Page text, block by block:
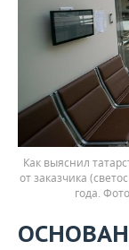
Как выяснил
от заказчика
года.